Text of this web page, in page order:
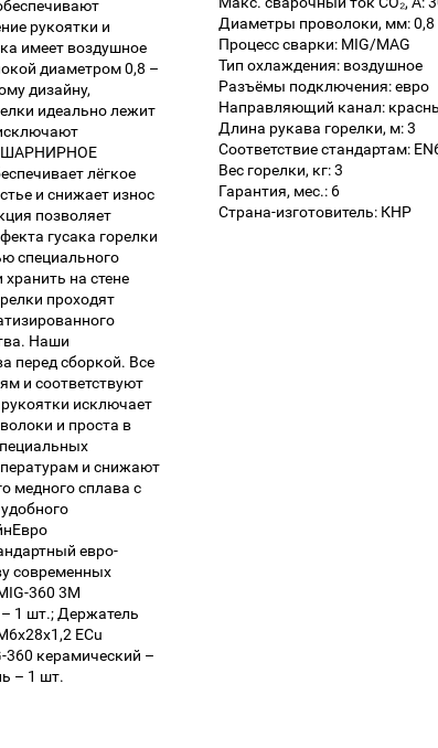
рукоятки и
имеет воздушное
диаметром 0,8 –
дизайну,
идеально лежит
лёгкое
и снижает износ
позволяет
гусака горелки
специального
на стене
проходят
Наши
перед сборкой. Все
и соответствуют
исключает
и проста в
и снижают
медного сплава с
евро-
современных
360 3М
1 шт.; Держатель
EСu
360 керамический –
– 1 шт.
Диаметры проволоки, мм: 0,8
Процесс сварки: MIG/MAG
Тип охлаждения: воздушное
Разъёмы подключения: евро
Направляющий канал:
Длина рукава горелки, м: 3
Соответствие стандартам:
Вес горелки, кг: 3
Гарантия, мес.: 6
Страна-изготовитель: КНР